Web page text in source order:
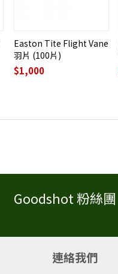
Easton Tite Flight Vane
羽片 (100片)
$1,000
Goodshot 粉絲團
連絡我們